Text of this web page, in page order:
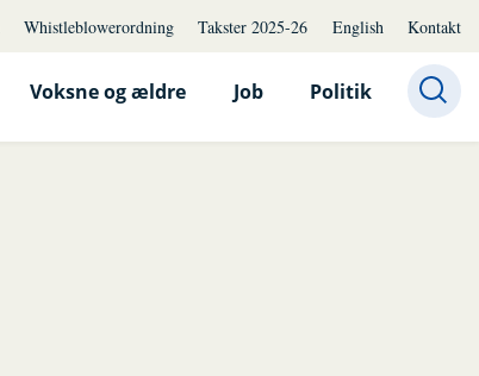
Whistleblowerordning Takster 2025-26 English Kontakt
Voksne og ældre Job Politik